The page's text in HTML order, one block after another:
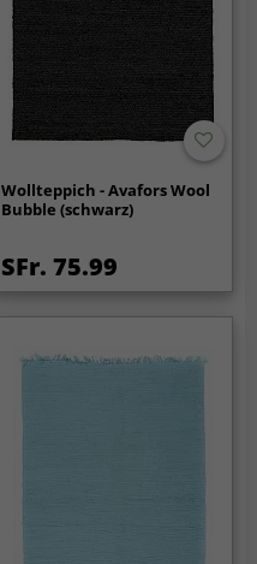
Wollteppich - Avafors Wool
Bubble (schwarz)
SFr. 75.99